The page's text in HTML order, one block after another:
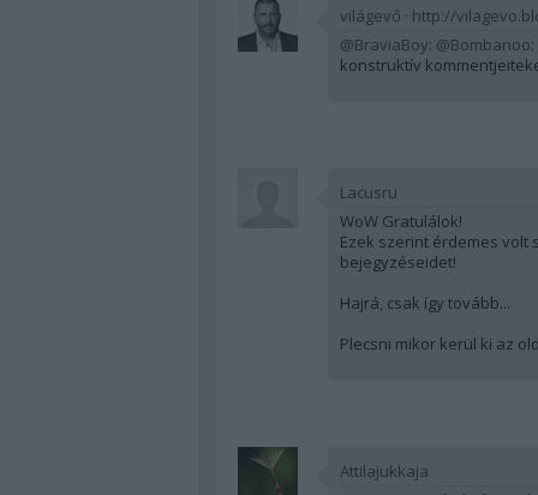
világevő · http://
@BraviaBoy: @Bombanoo:
konstruktív
Lacusru
WoW Gratulálok!
Ezek szerint érdemes volt
bejegyzéseidet!
Hajrá, csak így tovább...
Plecsni mikor kerül ki az
Attilajukkaja